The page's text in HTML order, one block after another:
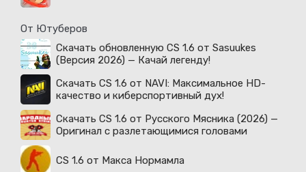
От Ютуберов
Скачать обновленную CS 1.6 от Sasuukes
(Версия 2026) — Качай легенду!
Скачать CS 1.6 от NAVI: Максимальное HD-
качество и киберспортивный дух!
Скачать CS 1.6 от Русского Мясника (2026) —
Оригинал с разлетающимися головами
CS 1.6 от Макса Нормамла